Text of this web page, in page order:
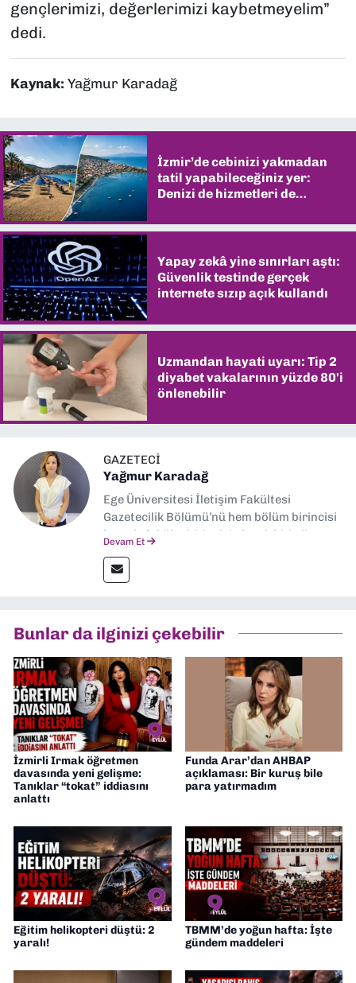
gençlerimizi, değerlerimizi kaybetmeyelim”
dedi.
Kaynak: Yağmur Karadağ
İzmir’de cebinizi yakmadan
tatil yapabileceğiniz yer:
Denizi de hizmetleri de
Yapay zekâ yine sınırları aştı:
Güvenlik testinde gerçek
internete sızıp açık kullandı
Uzmandan hayati uyarı: Tip 2
diyabet vakalarının yüzde 80'i
önlenebilir
GAZETECI
Yağmur Karadağ
Ege Üniversitesi İletişim Fakültesi
Gazetecilik Bölümü’nü hem bölüm birincisi
hem de fakülte birincisi olarak bitirdim.
İletişim” üzerine yüksek lisans eğitimimi
tamamladım. Halen aynı anabilim dalında
Müdürü” olarak görev almaktayım. Hak
odaklı haberciliğe dair çalışmalar
yapıyorum
Devam Et
Bunlar da ilginizi çekebilir
İzmirli Irmak öğretmen
davasında yeni gelişme:
Tanıklar “tokat” iddiasını
anlattı
Funda Arar’dan AHBAP
açıklaması: Bir kuruş bile
para yatırmadım
Eğitim helikopteri düştü: 2
yaralı!
TBMM’de yoğun hafta: İşte
gündem maddeleri